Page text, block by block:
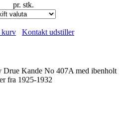
pr. stk.
Kontakt udstiller
Drue Kande No 407A med ibenholt
fra 1925-1932